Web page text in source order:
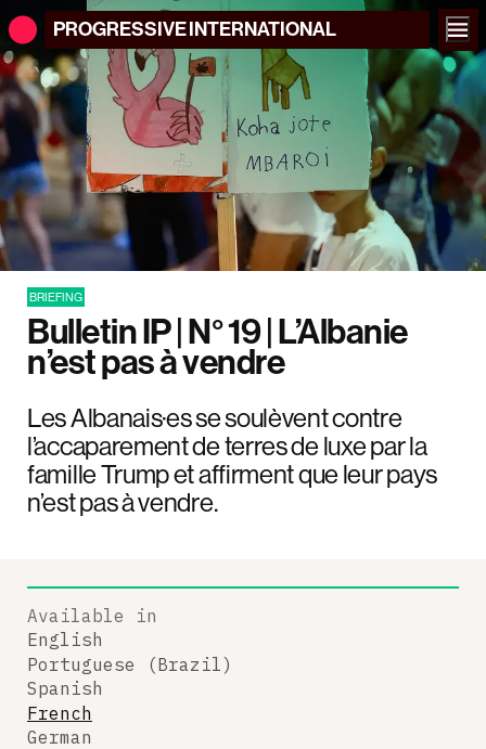
PROGRESSIVEINTERNATIONAL
BRIEFING
Bulletin IP | N° 19 | L’Albanie
n’est pas à vendre
Les Albanais·es se soulèvent contre
l’accaparement de terres de luxe par la
famille Trump et affirment que leur pays
n’est pas à vendre.
Available in
English
Portuguese (Brazil)
Spanish
French
German